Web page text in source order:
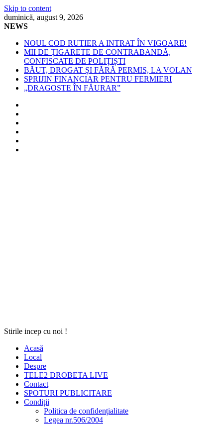
Skip to content
duminică, august 9, 2026
NEWS
NOUL COD RUTIER A INTRAT ÎN VIGOARE!
MII DE ȚIGARETE DE CONTRABANDĂ,
CONFISCATE DE POLIȚIȘTI
BĂUT, DROGAT ȘI FĂRĂ PERMIS, LA VOLAN
SPRIJIN FINANCIAR PENTRU FERMIERI
„DRAGOSTE ÎN FĂURAR”
Stirile incep cu noi !
Acasă
Local
Despre
TELE2 DROBETA LIVE
Contact
SPOTURI PUBLICITARE
Condiții
Politica de confidențialitate
Legea nr.506/2004